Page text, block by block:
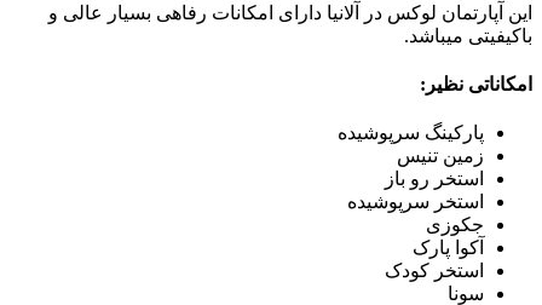
این آپارتمان لوکس در آلانیا دارای امکانات رفاهی بسیار عالی و
باکیفیتی میباشد.
امکاناتی نظیر:
پارکینگ سرپوشیده
زمین تنیس
استخر رو باز
استخر سرپوشیده
جکوزی
آکوا پارک
استخر کودک
سونا